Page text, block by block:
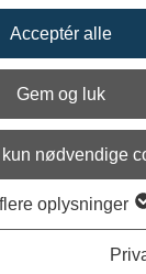
Acceptér alle
Gem og luk
nødvendige
oplysninger
er produceret
3. parts